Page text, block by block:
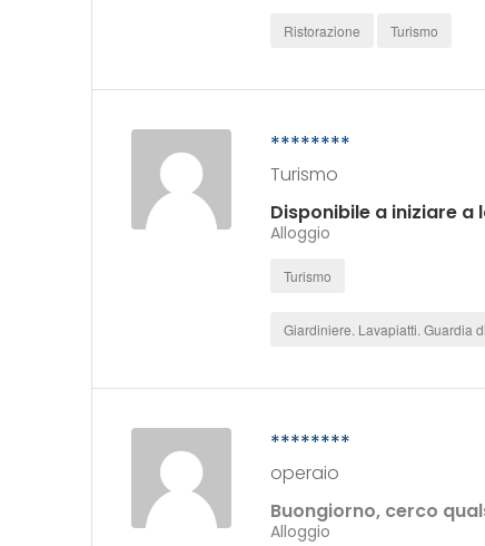
Ristorazione Turismo
********
Turismo
Disponibile a iniziare
Alloggio
Turismo
Giardiniere. Lavapiatti. Guardia
********
operaio
Buongiorno, cerco
Alloggio